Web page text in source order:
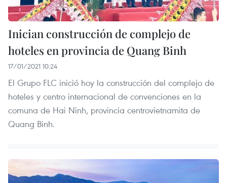
Inician construcción de complejo de
hoteles en provincia de Quang Binh
17/01/2021 10:24
El Grupo FLC inició hoy la construcción del complejo de
hoteles y centro internacional de convenciones en la
comuna de Hai Ninh, provincia centrovietnamita de
Quang Binh.